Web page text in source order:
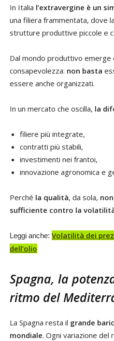
In Italia l’extravergine è un
una filiera frammentata, dove
strutture produttive piccole e
Dal mondo produttivo emerge
consapevolezza: non basta
essere anche organizzati.
In un mercato che oscilla, la
filiere più integrate,
contratti più stabili,
investimenti nei frantoi,
innovazione agronomica e
Perché la qualità, da sola,
sufficiente contro la
Leggi anche: Volatilità dei
dell’olio
Spagna, la
ritmo del
La Spagna resta il grande
mondiale. Ogni variazione